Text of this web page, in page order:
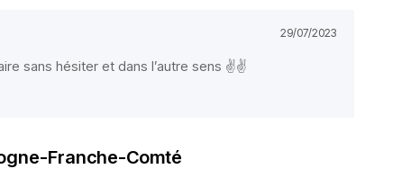
29/07/2023
sans hésiter et dans l’autre sens ✌️✌️
Franche-Comté